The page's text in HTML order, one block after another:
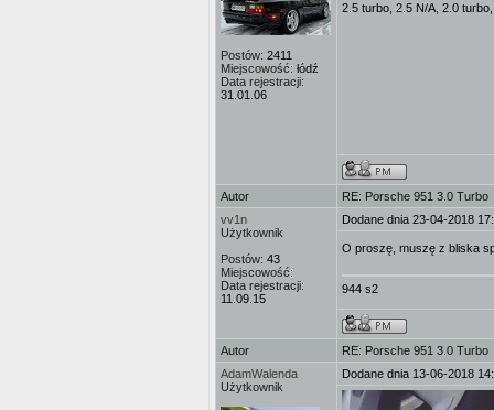
Postów: 2411
Miejscowość: łódź
Data rejestracji:
31.01.06
2.5 turbo, 2.5 N/A, 2.0
Autor
RE: Porsche 951 3.0 Turbo
vv1n
Użytkownik
Postów: 43
Miejscowość:
Data rejestracji:
11.09.15
Dodane dnia 23-04-2018
O proszę, muszę z bliska
944 s2
Autor
RE: Porsche 951 3.0 Turbo
AdamWalenda
Użytkownik
Dodane dnia 13-06-2018